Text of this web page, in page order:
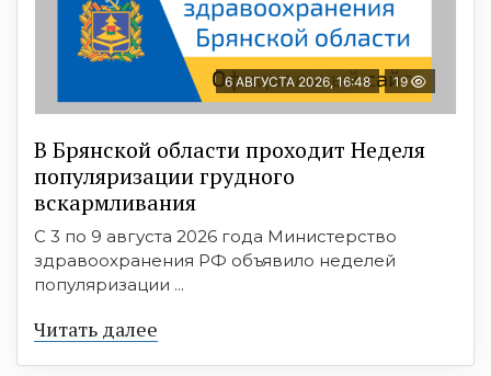
6 АВГУСТА 2026, 16:48 19
В Брянской области проходит Неделя
популяризации грудного
вскармливания
С 3 по 9 августа 2026 года Министерство
здравоохранения РФ объявило неделей
популяризации ...
Читать далее